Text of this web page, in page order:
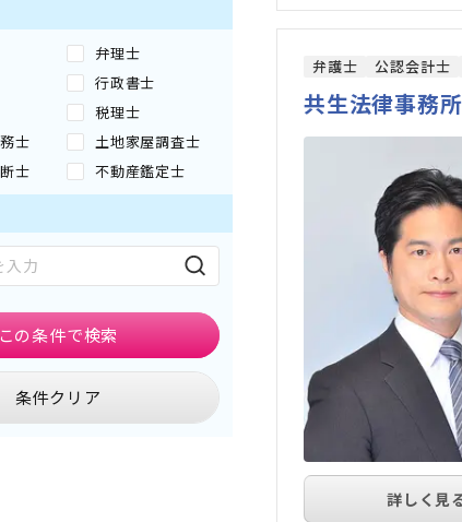
弁理士
行政書士
税理士
士
土地家屋調査士
士
不動産鑑定士
条件クリア
この条件で検索
弁護士 公認会計士
共生法律事務所
詳しく見